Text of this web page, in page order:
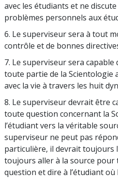
avec les étudiants et ne
problèmes personnels aux
6. Le superviseur sera à tout
contrôle et de bonnes
7. Le superviseur sera
toute partie de la Scientologie
avec la vie à travers les huit
8. Le superviseur devrait être
toute question concernant la
l’étudiant vers la véritable
superviseur ne peut pas
particulière, il devrait toujours
toujours aller à la source pour
question et dire à l’étudiant